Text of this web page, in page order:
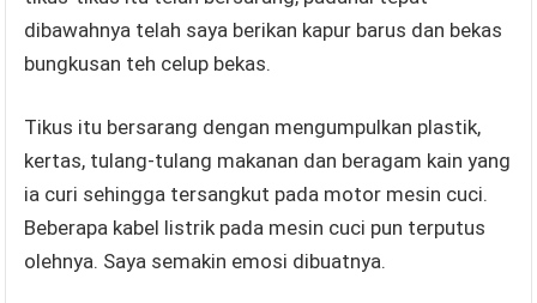
dibawahnya telah saya berikan kapur barus dan bekas
bungkusan teh celup bekas.
Tikus itu bersarang dengan mengumpulkan plastik,
kertas, tulang-tulang makanan dan beragam kain yang
ia curi sehingga tersangkut pada motor mesin cuci.
Beberapa kabel listrik pada mesin cuci pun terputus
olehnya. Saya semakin emosi dibuatnya.